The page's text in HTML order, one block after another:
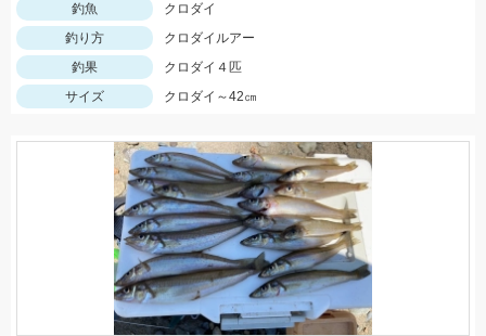
釣魚
クロダイ
釣り方
クロダイルアー
釣果
クロダイ４匹
サイズ
クロダイ～42㎝